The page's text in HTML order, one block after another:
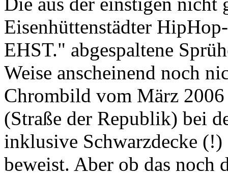
Eisenhüttenstädter
EHST." abgespaltene
Weise anscheinend noch
Chrombild vom März
(Straße der Republik) bei
inklusive Schwarzdecke (!)
beweist. Aber ob das noch